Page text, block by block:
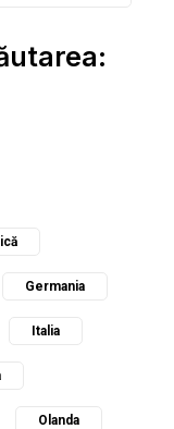
Germania
Italia
Olanda